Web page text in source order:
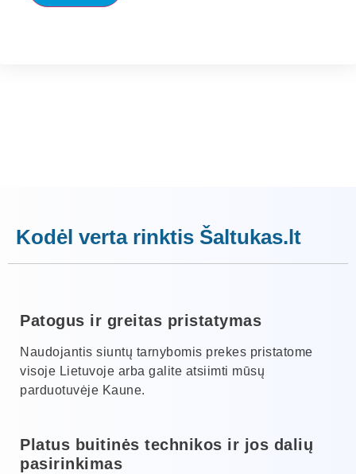
Kodėl verta rinktis Šaltukas.lt
Patogus ir greitas pristatymas
Naudojantis siuntų tarnybomis prekes pristatome
visoje Lietuvoje arba galite atsiimti mūsų
parduotuvėje Kaune.
Platus buitinės technikos ir jos dalių
pasirinkimas